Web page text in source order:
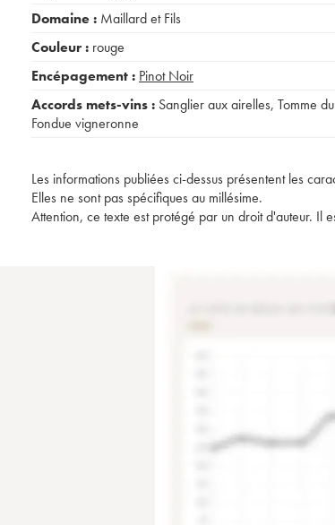
Domaine : Maillard et Fils
Couleur : rouge
Encépagement : Pinot Noir
Accords mets-vins : Sanglier aux airelles, Tomme
Fondue vigneronne
Les informations publiées ci-dessus présentent les
Elles ne sont pas spécifiques au millésime.
Attention, ce texte est protégé par un droit d'auteur. Il